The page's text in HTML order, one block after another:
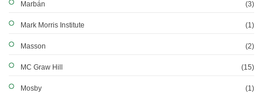
Marbán (3)
Mark Morris Institute (1)
Masson (2)
MC Graw Hill (15)
Mosby (1)